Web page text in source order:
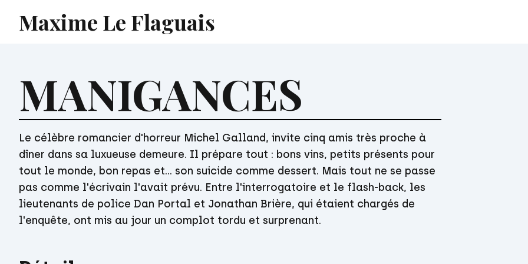
Maxime Le Flaguais
Acteur
Réalisateur
MANIGANCES
Le célèbre romancier d'horreur Michel Galland, invite cinq amis très proche à
dîner dans sa luxueuse demeure. Il prépare tout : bons vins, petits présents pour
tout le monde, bon repas et... son suicide comme dessert. Mais tout ne se passe
pas comme l'écrivain l'avait prévu. Entre l'interrogatoire et le flash-back, les
lieutenants de police Dan Portal et Jonathan Brière, qui étaient chargés de
l'enquête, ont mis au jour un complot tordu et surprenant.